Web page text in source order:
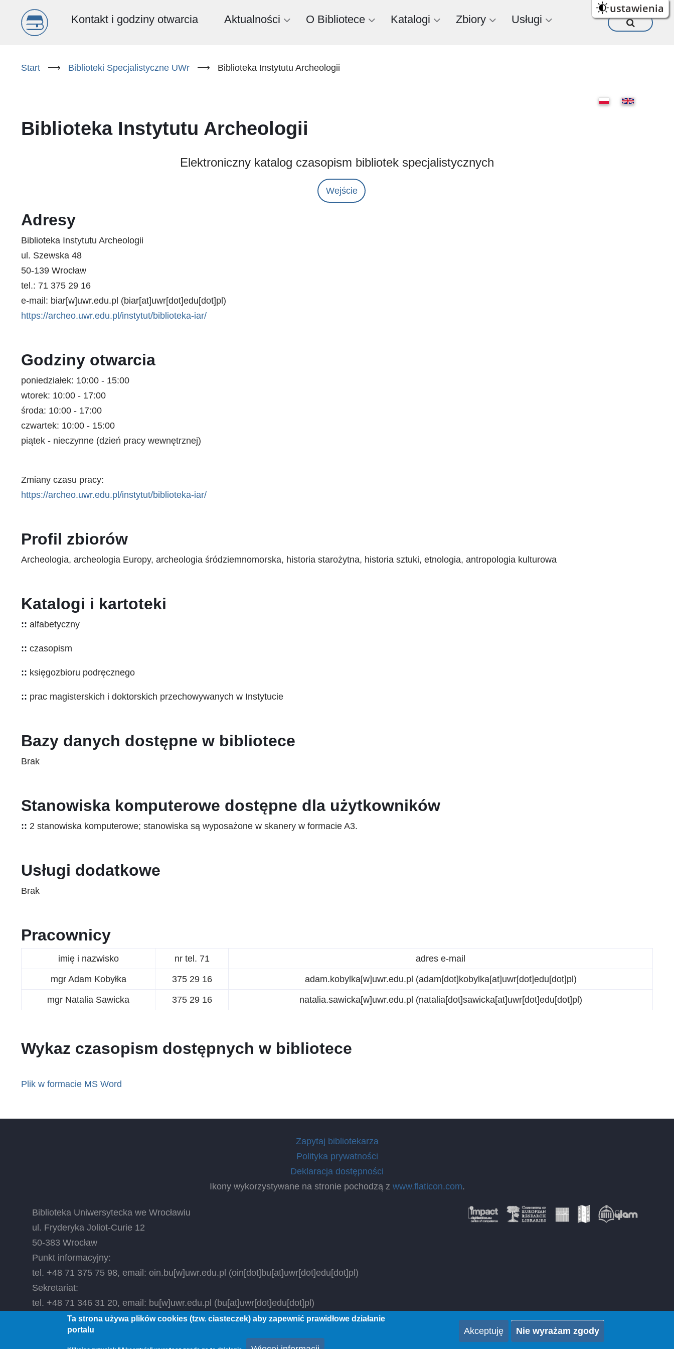
ustawienia
Menu
(PL)
Kontakt i godziny otwarcia Aktualności O Bibliotece Katalogi Zbiory Usługi
Start ⟶ Biblioteki Specjalistyczne UWr ⟶ Biblioteka Instytutu Archeologii
Biblioteka Instytutu Archeologii
Elektroniczny katalog czasopism bibliotek specjalistycznych
Wejście
Adresy
Biblioteka Instytutu Archeologii
ul. Szewska 48
50-139 Wrocław
tel.: 71 375 29 16
e-mail: biar[w]uwr.edu.pl (biar[at]uwr[dot]edu[dot]pl)
https://archeo.uwr.edu.pl/instytut/biblioteka-iar/
Godziny otwarcia
poniedziałek: 10:00 - 15:00
wtorek: 10:00 - 17:00
środa: 10:00 - 17:00
czwartek: 10:00 - 15:00
piątek - nieczynne (dzień pracy wewnętrznej)
Zmiany czasu pracy:
https://archeo.uwr.edu.pl/instytut/biblioteka-iar/
Profil zbiorów
Archeologia, archeologia Europy, archeologia śródziemnomorska, historia starożytna, historia sztuki, etnologia, antropologia kulturowa
Katalogi i kartoteki
:: alfabetyczny
:: czasopism
:: księgozbioru podręcznego
:: prac magisterskich i doktorskich przechowywanych w Instytucie
Bazy danych dostępne w bibliotece
Brak
Stanowiska komputerowe dostępne dla użytkowników
:: 2 stanowiska komputerowe; stanowiska są wyposażone w skanery w formacie A3.
Usługi dodatkowe
Brak
Pracownicy
imię i nazwisko nr tel. 71 adres e-mail
mgr Adam Kobyłka 375 29 16 adam.kobylka[w]uwr.edu.pl (adam[dot]kobylka[at]uwr[dot]edu[dot]pl)
mgr Natalia Sawicka 375 29 16 natalia.sawicka[w]uwr.edu.pl (natalia[dot]sawicka[at]uwr[dot]edu[dot]pl)
Wykaz czasopism dostępnych w bibliotece
Plik w formacie MS Word
Zapytaj bibliotekarza
Polityka prywatności
Deklaracja dostępności
Ikony wykorzystywane na stronie pochodzą z www.flaticon.com.
Biblioteka Uniwersytecka we Wrocławiu
ul. Fryderyka Joliot-Curie 12
50-383 Wrocław
Punkt informacyjny:
tel. +48 71 375 75 98, email: oin.bu[w]uwr.edu.pl (oin[dot]bu[at]uwr[dot]edu[dot]pl)
Sekretariat:
tel. +48 71 346 31 20, email: bu[w]uwr.edu.pl (bu[at]uwr[dot]edu[dot]pl)
© 2026 Biblioteka Uniwersytecka we Wrocławiu, All rights reserved.
Ta strona używa plików cookies (tzw. ciasteczek) aby zapewnić prawidłowe działanie
portalu
Akceptuję Nie wyrażam zgody